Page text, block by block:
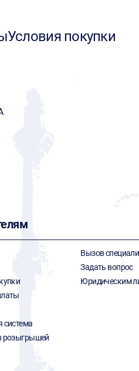
Условия покупки
система
розыгрышей
Вызов
Задать вопрос
Юридическим